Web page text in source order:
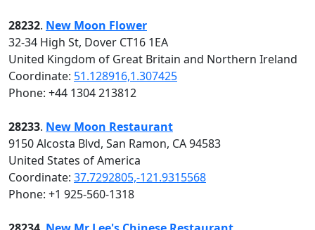
28232. New Moon Flower
32-34 High St, Dover CT16 1EA
United Kingdom of Great Britain and Northern Ireland
Coordinate: 51.128916,1.307425
Phone: +44 1304 213812
28233. New Moon Restaurant
9150 Alcosta Blvd, San Ramon, CA 94583
United States of America
Coordinate: 37.7292805,-121.9315568
Phone: +1 925-560-1318